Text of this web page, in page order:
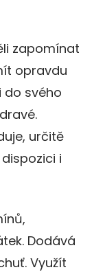
zapomínat
opravdu
svého
určitě
i
Dodává
Využít